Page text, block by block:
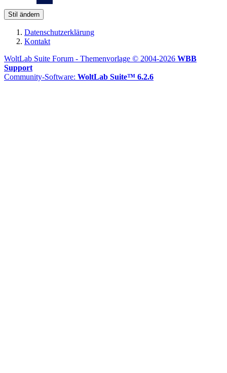
Stil ändern
Datenschutzerklärung
Kontakt
WoltLab Suite Forum - Themenvorlage © 2004-2026 WBB
Support
Community-Software: WoltLab Suite™ 6.2.6